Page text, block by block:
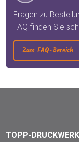
Fragen zu
FAQ finden Sie
Zum FAQ-Bereich
TOPP-